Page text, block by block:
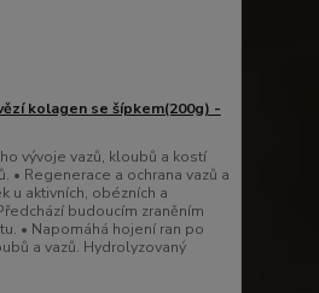
kolagen se šípkem(200g) -
vývoje vazů, kloubů a kostí
• Regenerace a ochrana vazů a
u aktivních, obézních a
budoucím zraněním
• Napomáhá hojení ran po
a vazů. Hydrolyzovaný